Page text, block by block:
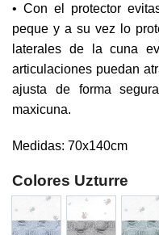
• Con el protector
peque y a su vez lo
laterales de la cuna
articulaciones puedan
ajusta de forma
maxicuna.
Medidas: 70x140cm
Colores Uzturre